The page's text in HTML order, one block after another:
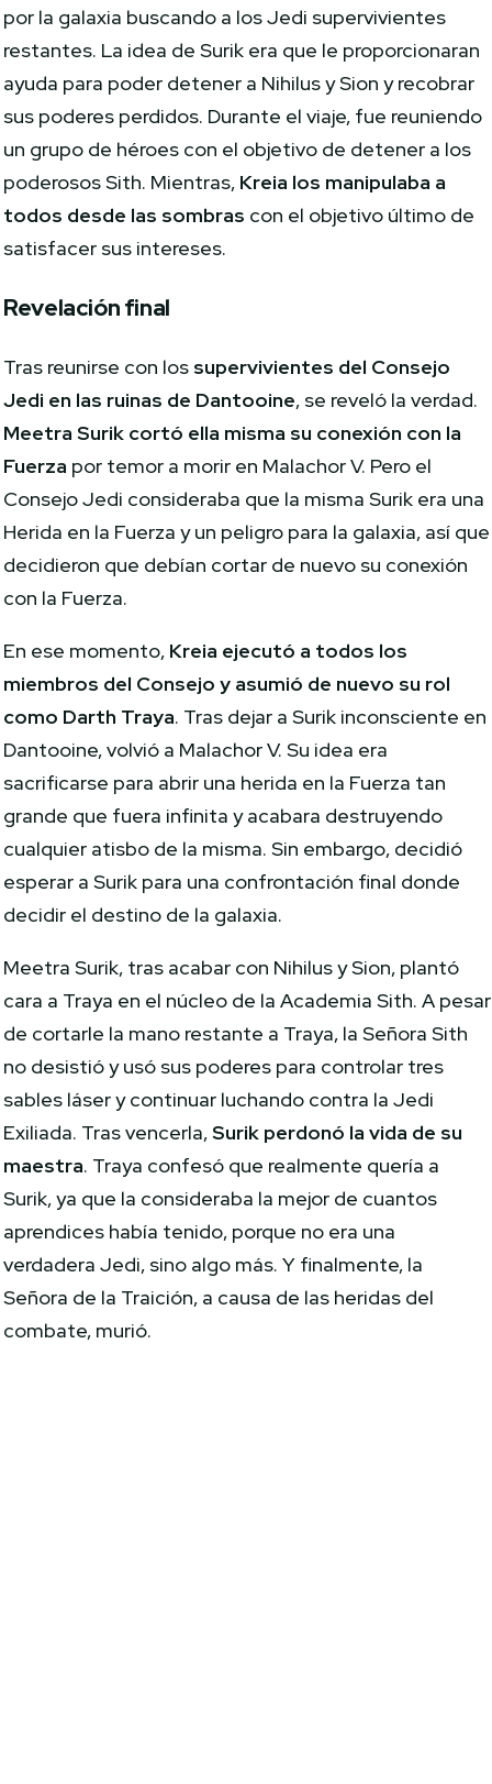
por la galaxia buscando a los Jedi supervivientes
restantes. La idea de Surik era que le proporcionaran
ayuda para poder detener a Nihilus y Sion y recobrar
sus poderes perdidos. Durante el viaje, fue reuniendo
un grupo de héroes con el objetivo de detener a los
poderosos Sith. Mientras, Kreia los manipulaba a
todos desde las sombras con el objetivo último de
satisfacer sus intereses.
Revelación final
Tras reunirse con los supervivientes del Consejo
Jedi en las ruinas de Dantooine, se reveló la verdad.
Meetra Surik cortó ella misma su conexión con la
Fuerza por temor a morir en Malachor V. Pero el
Consejo Jedi consideraba que la misma Surik era una
Herida en la Fuerza y un peligro para la galaxia, así que
decidieron que debían cortar de nuevo su conexión
con la Fuerza.
En ese momento, Kreia ejecutó a todos los
miembros del Consejo y asumió de nuevo su rol
como Darth Traya. Tras dejar a Surik inconsciente en
Dantooine, volvió a Malachor V. Su idea era
sacrificarse para abrir una herida en la Fuerza tan
grande que fuera infinita y acabara destruyendo
cualquier atisbo de la misma. Sin embargo, decidió
esperar a Surik para una confrontación final donde
decidir el destino de la galaxia.
Meetra Surik, tras acabar con Nihilus y Sion, plantó
cara a Traya en el núcleo de la Academia Sith. A pesar
de cortarle la mano restante a Traya, la Señora Sith
no desistió y usó sus poderes para controlar tres
sables láser y continuar luchando contra la Jedi
Exiliada. Tras vencerla,Surik perdonó la vida de su
maestra. Traya confesó que realmente quería a
Surik, ya que la consideraba la mejor de cuantos
aprendices había tenido, porque no era una
verdadera Jedi, sino algo más. Y finalmente, la
Señora de la Traición, a causa de las heridas del
combate, murió.